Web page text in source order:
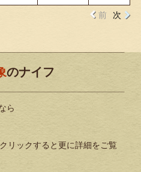
前 次
のナイフ
ら
リックすると更に詳細をご覧